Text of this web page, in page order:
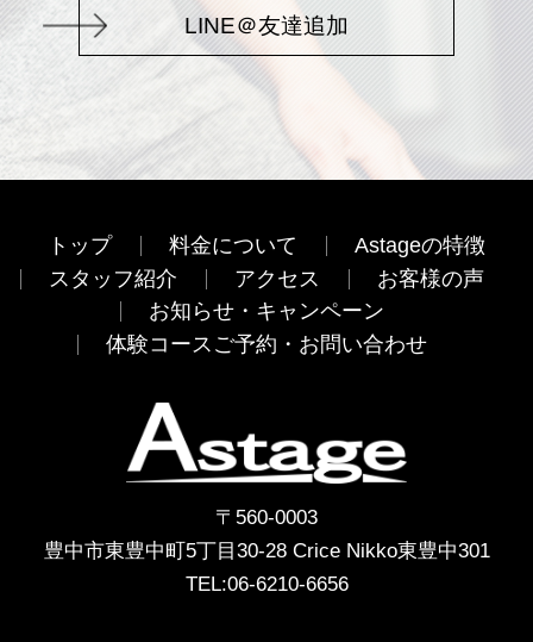
LINE＠友達追加
トップ 料金について
Astageの特徴
スタッフ紹介
アクセス
お客様の声
お知らせ・キャンペーン
体験コースご予約・お問い合わせ
〒560-0003
豊中市東豊中町5丁目30-28 Crice Nikko東豊中301
TEL:06-6210-6656